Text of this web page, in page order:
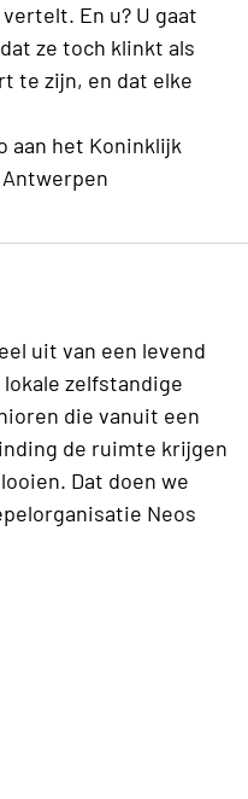
En u? U gaat
ze toch klinkt als
te zijn, en dat elke
aan het Koninklijk
uit van een levend
zelfstandige
die vanuit een
de ruimte krijgen
Dat doen we
Neos